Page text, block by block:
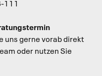
111
uns gerne vorab direkt
oder nutzen Sie